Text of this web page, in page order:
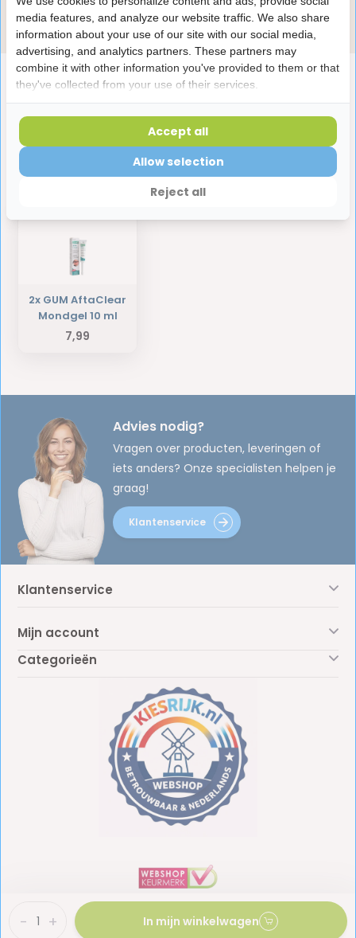
+
- In mijn winkelwagen
Productomschrijving
Reviews
Stuur e-mail
Laatst bekeken producten
2x GUM AftaClear
Mondgel 10 ml
7,99
Advies nodig?
Vragen over producten, leveringen of
iets anders? Onze specialisten helpen je
graag!
Klantenservice
Klantenservice
Mijn account
Categorieën
BTW: NL861887438B01 © Copyright 2026 - Kiesrijk
media features, and analyze our website traffic. We also share
information about your use of our site with our social media,
advertising, and analytics partners. These partners may
combine it with other information you've provided to them or that
they've collected from your use of their services.
Reject all
Allow selection
Accept all